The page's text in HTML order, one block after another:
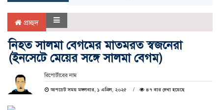
প্রচ্ছদ
নিহত সালমা বেগমের মাতমরত স্বজনেরা
(ইনসেটে মেয়ের সঙ্গে সালমা বেগম)
রিপোর্টারের নাম
আপডেট সময় মঙ্গলবার, ১ এপ্রিল, ২০২৫ ৪৭ বার দেখা হয়েছে